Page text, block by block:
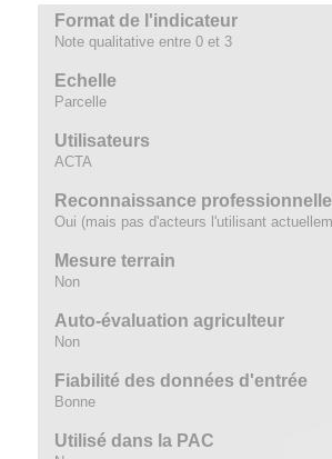
Format de l'indicateur
Note qualitative entre 0 et 3
Echelle
Parcelle
Utilisateurs
ACTA
Reconnaissance
Oui (mais pas d'acteurs l'utilisant
Mesure terrain
Non
Auto-évaluation agriculteur
Non
Fiabilité des données d'entrée
Bonne
Utilisé dans la PAC